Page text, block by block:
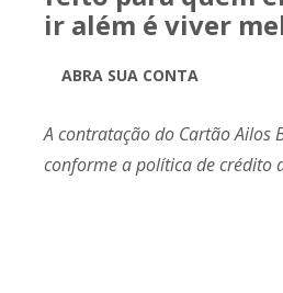
ir além é viver
ABRA SUA CONTA
A contratação do Cartão Ailos
conforme a política de crédito